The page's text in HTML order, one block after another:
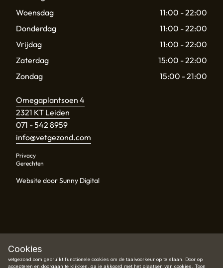
Cookies
vetgezond.com gebruikt functionele cookies om de taalvoorkeur op te slaan. Door op
accepteren en doorgaan te klikken, ga je akkoord met het plaatsen van cookies. Toon
Woensdag
11:00 - 22:00
Donderdag
11:00 - 22:00
Vrijdag
11:00 - 22:00
Zaterdag
15:00 - 22:00
Zondag
15:00 - 21:00
Omegaplantsoen 4
2321 KT Leiden
071 - 542 8959
info@vetgezond.com
Privacy
Gerechten
Website door Sunny Digital